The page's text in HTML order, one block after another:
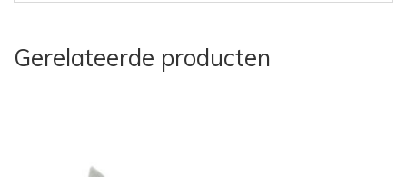
Gerelateerde producten